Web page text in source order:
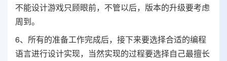
不能设计游戏只顾眼前，不管以后，版本的升级要考虑
周到。
6、所有的准备工作完成后，接下来要选择合适的编程
语言进行设计实现，当然实现的过程要选择自己最擅长